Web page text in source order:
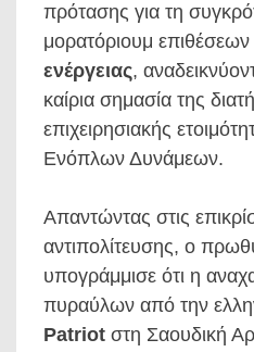
πρότασης για τη
μορατόριουμ
ενέργειας,
καίρια σημασία της
επιχειρησιακής
Ενόπλων Δυνάμεων.
Απαντώντας στις
αντιπολίτευσης, ο
υπογράμμισε ότι η
πυραύλων από την
Patriot στη Σαουδική